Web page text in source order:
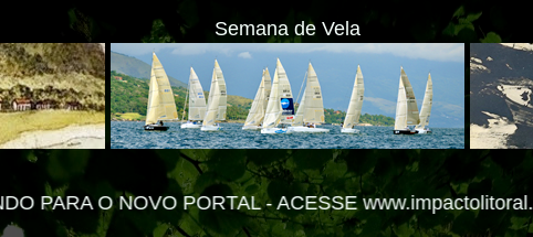
Semana de Vela
-ACESSE www.impactolitoral.com.br